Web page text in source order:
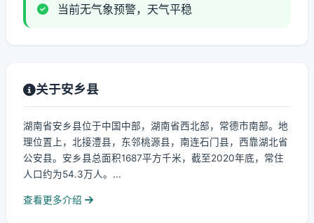
当前无气象预警，天气平稳
关于安乡县
湖南省安乡县位于中国中部，湖南省西北部，常德市南部。地
理位置上，北接澧县，东邻桃源县，南连石门县，西靠湖北省
公安县。安乡县总面积1687平方千米，截至2020年底，常住
人口约为54.3万人。...
查看更多介绍